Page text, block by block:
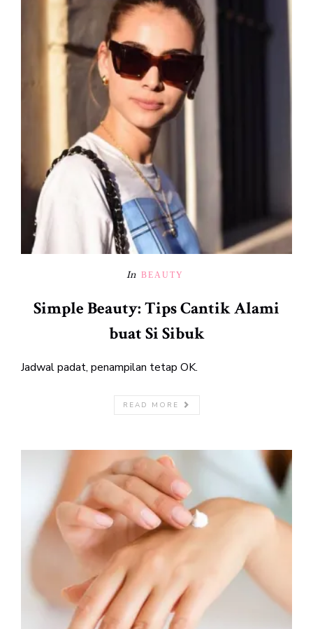
In BEAUTY
Simple Beauty: Tips Cantik Alami
buat Si Sibuk
Jadwal padat, penampilan tetap OK.
READ MORE